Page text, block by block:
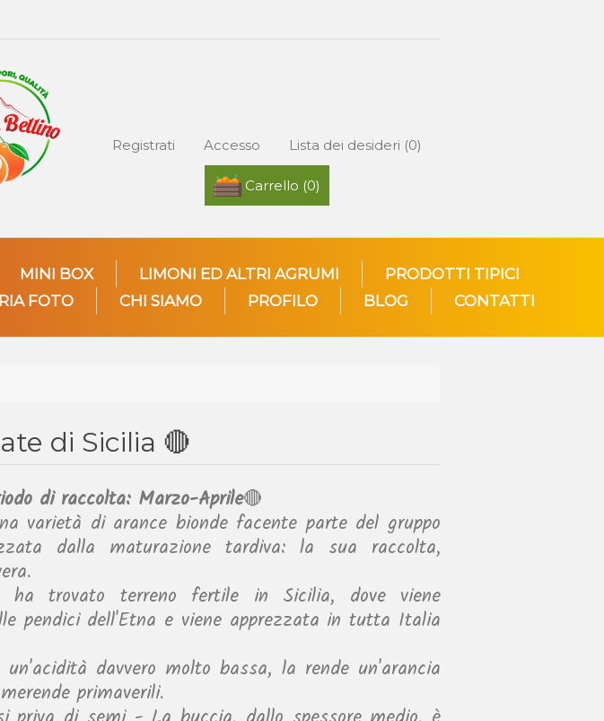
Registrati Accesso Lista dei desideri (0)
Carrello (0)
MINI BOX LIMONI ED ALTRI AGRUMI
PRODOTTI TIPICI
FOTO CHI SIAMO PROFILO BLOG CONTATTI
di Sicilia 🔴
di raccolta: Marzo-Aprile🔴
varietà di arance bionde facente parte del gruppo
dalla maturazione tardiva: la sua raccolta,
ha trovato terreno fertile in Sicilia, dove viene
pendici dell'Etna e viene apprezzata in tutta Italia
davvero molto bassa, la rende un'arancia
primaverili.